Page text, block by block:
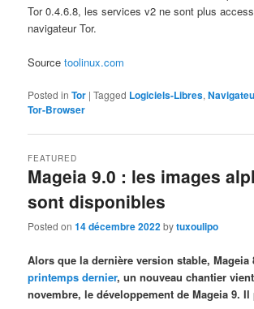
Tor 0.4.6.8, les services v2 ne sont plus
navigateur Tor.
Sourcetoolinux.com
Posted in Tor |Tagged Logiciels-Libres,
Tor-Browser
Mageia 9.0 : les images
sont disponibles
FEATURED
Posted on14 décembre 2022bytuxoulipo
Alors que la dernière version stable,
printemps dernier, un nouveau chantier
novembre, le développement de Mageia 9. Il